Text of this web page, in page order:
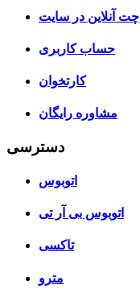
چت آنلاین در سایت
حساب کاربری
کارتخوان
مشاوره رایگان
دسترسی
اتوبوس
اتوبوس بی آر تی
تاکسی
مترو